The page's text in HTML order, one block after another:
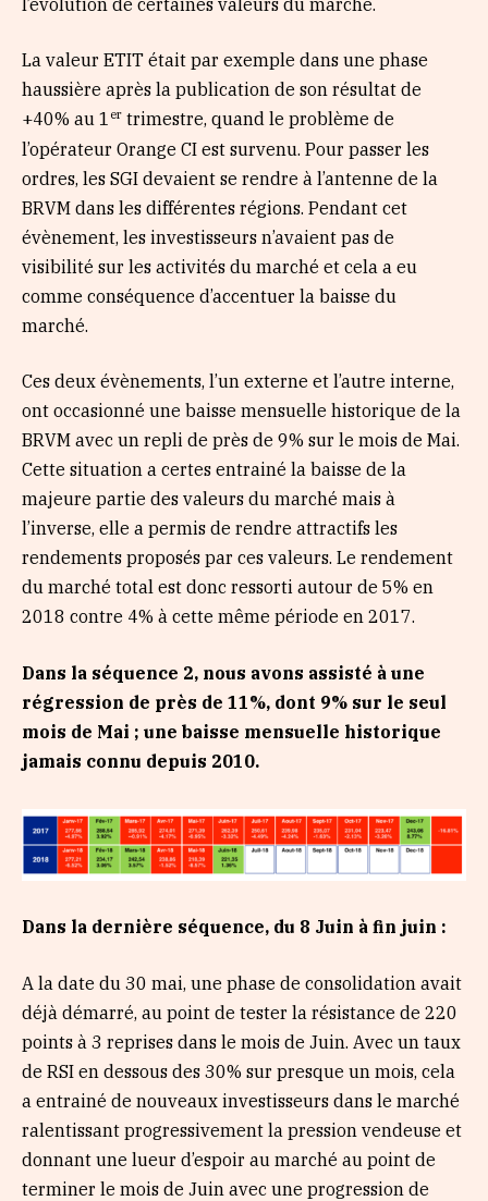
La valeur ETIT était par exemple dans une phase
haussière après la publication de son résultat de
+40% au 1 er trimestre, quand le problème de
l’opérateur Orange CI est survenu. Pour passer les
ordres, les SGI devaient se rendre à l’antenne de la
BRVM dans les différentes régions. Pendant cet
évènement, les investisseurs n’avaient pas de
visibilité sur les activités du marché et cela a eu
comme conséquence d’accentuer la baisse du
marché.
Ces deux évènements, l’un externe et l’autre interne,
ont occasionné une baisse mensuelle historique de la
BRVM avec un repli de près de 9% sur le mois de Mai.
Cette situation a certes entrainé la baisse de la
majeure partie des valeurs du marché mais à
l’inverse, elle a permis de rendre attractifs les
rendements proposés par ces valeurs. Le rendement
du marché total est donc ressorti autour de 5% en
2018 contre 4% à cette même période en 2017.
Dans la séquence 2, nous avons assisté à une
régression de près de 11%, dont 9% sur le seul
mois de Mai ; une baisse mensuelle historique
jamais connu depuis 2010.
Dans la dernière séquence, du 8 Juin à fin juin :
A la date du 30 mai, une phase de consolidation avait
déjà démarré, au point de tester la résistance de 220
points à 3 reprises dans le mois de Juin. Avec un taux
de RSI en dessous des 30% sur presque un mois, cela
a entrainé de nouveaux investisseurs dans le marché
ralentissant progressivement la pression vendeuse et
donnant une lueur d’espoir au marché au point de
terminer le mois de Juin avec une progression de